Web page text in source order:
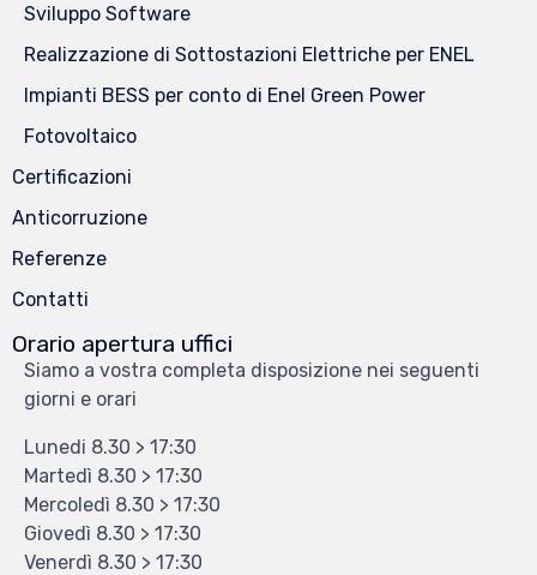
Sviluppo Software
Realizzazione di Sottostazioni Elettriche per ENEL
Impianti BESS per conto di Enel Green Power
Fotovoltaico
Certificazioni
Anticorruzione
Referenze
Contatti
Orario apertura uffici
Siamo a vostra completa disposizione nei seguenti
giorni e orari
Lunedi 8.30 > 17:30
Martedì 8.30 > 17:30
Mercoledì 8.30 > 17:30
Giovedì 8.30 > 17:30
Venerdì 8.30 > 17:30